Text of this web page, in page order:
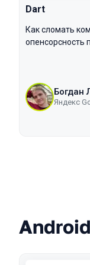
Dart
Как сломать
опенсорсность
Богдан
Яндекс
Android